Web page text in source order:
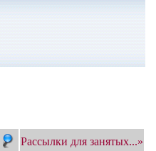
Рассылки для занятых...»